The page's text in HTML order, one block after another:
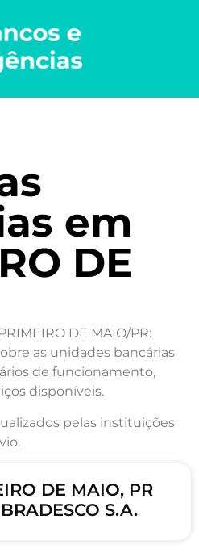
em
DE
DE MAIO/PR:
as unidades bancárias
de funcionamento,
disponíveis.
pelas instituições
DE MAIO, PR
S.A.